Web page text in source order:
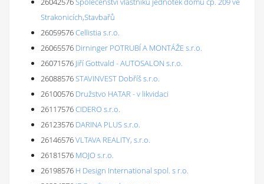
Strakonicích,Stavbařů
26059576Cellistia s.r.o.
26065576 Dirninger POTRUBÍ A MONTÁŽE s.r.o.
26071576 Jiří Gottvald - AUTOSALON s.r.o.
26088576STAVINVEST Dobříš s.r.o.
26100576 Družstvo HATAR - v likvidaci
26117576CIDERO s.r.o.
26123576 DARINA PLUS s.r.o.
26146576VLTAVA REALITY, s.r.o.
26181576 MOJO s.r.o.
26198576 H Design International spol. s r.o.